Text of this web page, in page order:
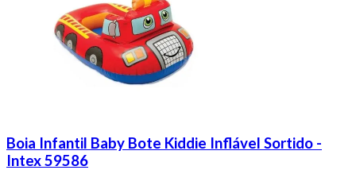
Boia Infantil Baby Bote Kiddie Inflável Sortido -
Intex 59586